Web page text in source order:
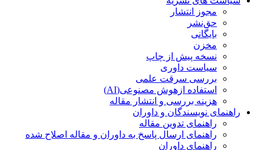
مجوز انتشار
حق‌نشر
بایگانی
مخزن
نسخه پیش از چاپ
سیاست داوری
بررسی سرقت علمی
استفاده ازهوش مصنوعی(AI)
هزینه بررسی و انتشار مقاله
راهنمای نویسندگان و داوران
راهنمای تدوین مقاله
راهنمای ارسال پاسخ به داوران و مقاله اصلاح شده
راهنمای داوران